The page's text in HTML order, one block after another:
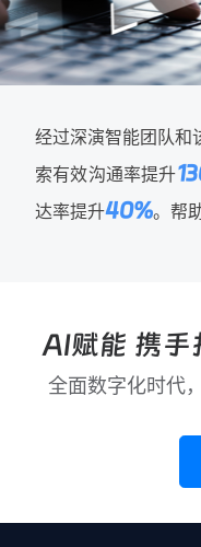
经过深演智能团队和
索有效沟通率提升
达率提升40%。帮
AI赋能 携手
全面数字化时代